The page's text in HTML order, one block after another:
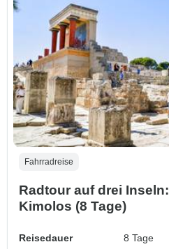
Fahrradreise
Radtour auf drei Inseln: Kreta, Milos und
Kimolos (8 Tage)
Reisedauer
8 Tage